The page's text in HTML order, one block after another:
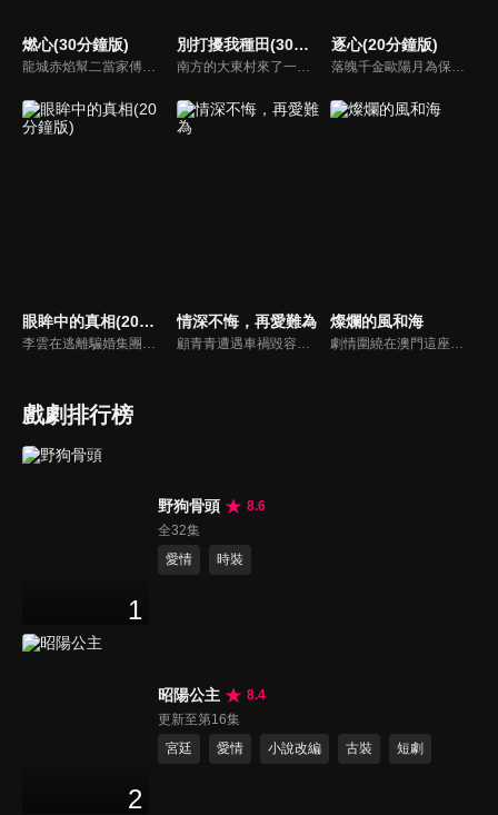
燃心(30分鐘版)
龍城赤焰幫二當家傅雲月不顧哥哥傅雲崢的阻攔，偽裝身分接近沈家少爺沈西澤，為母報仇刺殺沈家老爺沈文德時，竟發現其中隱藏著更深的秘密。
別打擾我種田(30分鐘版)
南方的大東村來了一位不速之客林現，他是林氏集團百億資產的唯一繼承人，在爺爺強勢壓迫下，家世顯赫的他空降莊家找到自己傳說中門當戶對的未婚妻，決定說服她自願解除婚約。
逐心(20分鐘版)
落魄千金歐陽月為保住洋行，查明父親死因，讓處心積慮接觸自己的秦霽風成為了自己的保鏢，對其日漸生情。與自己的青梅竹馬未婚夫梁嘉昊逐漸疏遠，正當兩人要攜手對抗黑暗時，不料真相揭開，兩人站在了對立面，一場虐心三角戀逐漸拉開帷幕...
眼眸中的真相(20分鐘版) 情深不悔，再愛難為 燦爛的風和海
戲劇排行榜
1
野狗骨頭
8.6
全32集
愛情
時裝
2
昭陽公主
8.4
更新至第16集
宮廷
愛情 小說改編 古裝 短劇